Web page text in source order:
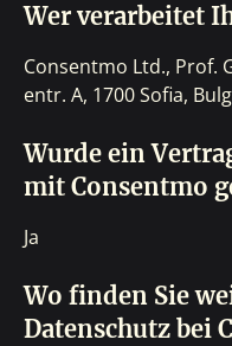
Wer verarbeitet
Consentmo Ltd., Prof.
entr. A, 1700 Sofia,
Wurde ein
mit Consentmo
Ja
Wo finden Sie
Datenschutz bei